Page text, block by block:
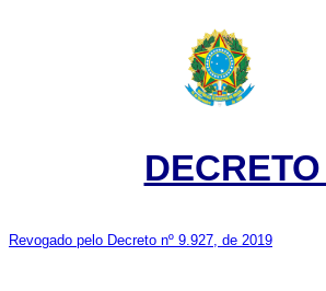
Revogado pelo Decreto nº 9.927, de 2019